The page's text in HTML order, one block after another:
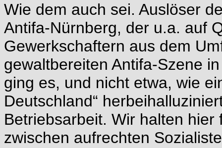
Wie dem auch sei. Auslöser
Antifa-Nürnberg, der u.a. auf
Gewerkschaftern aus dem
gewaltbereiten Antifa-Szene
ging es, und nicht etwa, wie
Deutschland“
Betriebsarbeit. Wir halten
zwischen aufrechten